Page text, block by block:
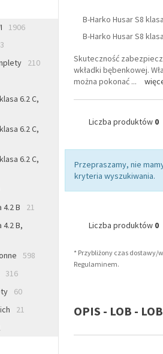
1906
210
6.2 C,
6.2 C,
6.2 C,
4.2 B
21
4.2 B,
598
316
60
21
B-Harko Husar S8
B-Harko Husar S8
Skuteczność
wkładki bębenkowej.
można pokonać...
Liczba produktów 0
Przepraszamy, nie
kryteria wyszukiwania.
Liczba produktów 0
* Przybliżony czas dostawy/
Regulaminem.
OPIS - LOB -